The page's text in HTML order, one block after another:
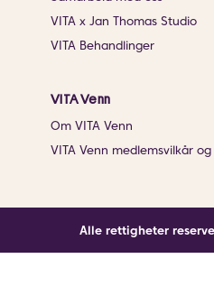
VITA x Jan Thomas Studio
VITA Behandlinger
VITA Venn
Om VITA Venn
VITA Venn medlemsvilkår
Alle rettigheter